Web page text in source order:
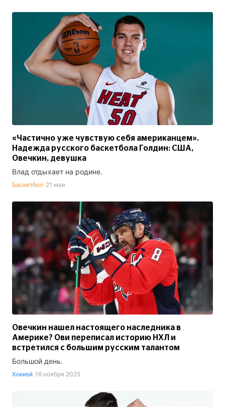
«Частично уже чувствую себя американцем».
Надежда русского баскетбола Голдин: США,
Овечкин, девушка
Влад отдыхает на родине.
Баскетбол 21 мая
Овечкин нашел настоящего наследника в
Америке? Ови переписал историю НХЛ и
встретился с большим русским талантом
Большой день.
Хоккей 16 ноября 2025